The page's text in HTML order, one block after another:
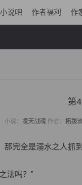
说吧 作者福利 作
第
小说： 凌天战魂作者： 拓跋
完全是溺水之人抓
吗？”